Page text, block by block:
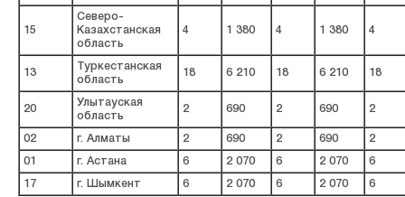
15
Северо-
Казахстанская
область
4 1 380 4 1 380 4
13
Туркестанская
область
18 6 210 18 6 210 18
20
Улытауская
область
2 690 2 690 2
02 г. Алматы 2 690 2 690 2
01 г. Астана 6 2 070 6 2 070 6
17 г. Шымкент 6 2 070 6 2 070 6